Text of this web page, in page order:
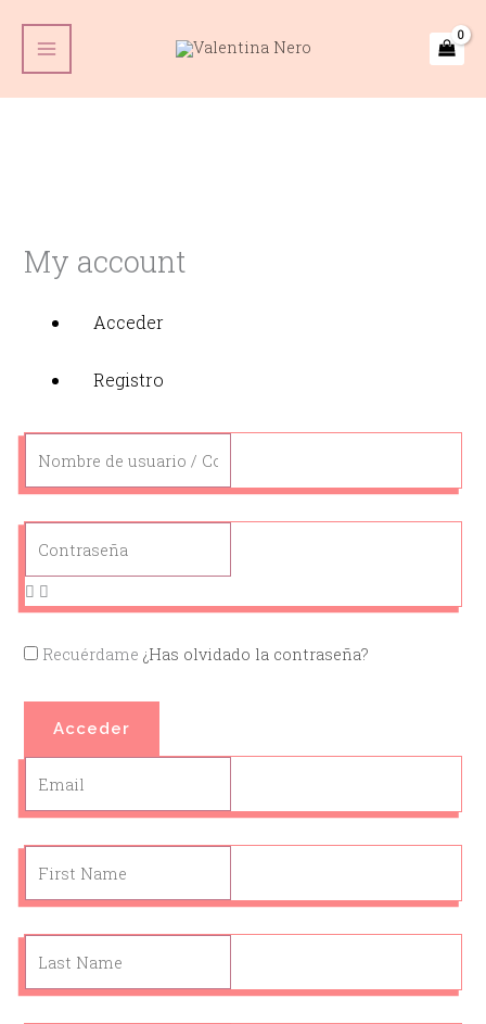
contenido
Main
Menu
My account
Acceder
Registro
Recuérdame ¿Has olvidado la contraseña?
Acceder